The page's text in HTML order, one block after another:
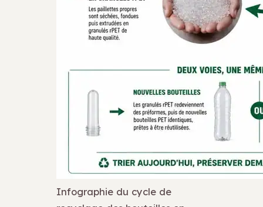
Infographie du cycle de